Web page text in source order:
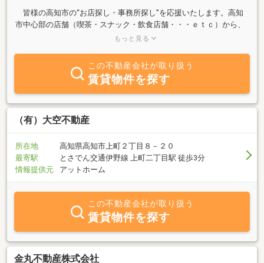
皆様の高知市の“お店探し・事務所探し”を応援いたします。高知
市中心部の店舗（喫茶・スナック・飲食店舗・・・ｅｔｃ）から、
事務所探しのお手伝い迄、豊富に物件を取り扱っております。店舗
もっと見る
この不動産会社が取り扱う
賃貸物件を探す
（有）大空不動産
所在地
高知県高知市上町２丁目８－２０
最寄駅
とさでん交通伊野線 上町二丁目駅 徒歩3分
情報提供元
アットホーム
この不動産会社が取り扱う
賃貸物件を探す
金丸不動産株式会社